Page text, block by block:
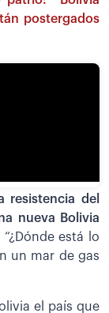
postergados
resistencia del
nueva Bolivia
está lo
un mar de gas
el país que